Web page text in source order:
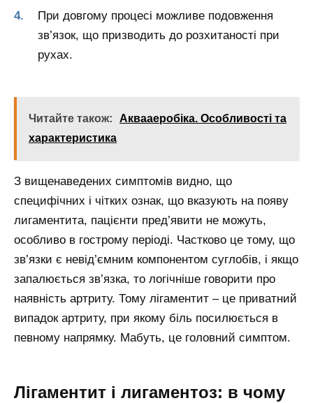
При довгому процесі можливе подовження
зв’язок, що призводить до розхитаності при
рухах.
Читайте також:
Аквааеробіка. Особливості та
характеристика
З вищенаведених симптомів видно, що
специфічних і чітких ознак, що вказують на появу
лигаментита, пацієнти пред’явити не можуть,
особливо в гострому періоді. Частково це тому, що
зв’язки є невід’ємним компонентом суглобів, і якщо
запалюється зв’язка, то логічніше говорити про
наявність артриту. Тому лігаментит – це приватний
випадок артриту, при якому біль посилюється в
певному напрямку. Мабуть, це головний симптом.
Лігаментит і лигаментоз: в чому